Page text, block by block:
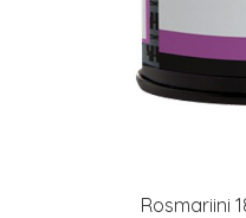
Rosmariini